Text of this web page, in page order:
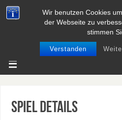
Wir benutzen Cookies
der Webseite zu
stimmen
Verstanden
Spiel Details